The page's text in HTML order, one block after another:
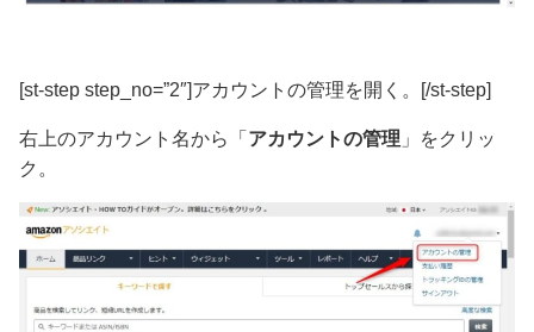
[st-step step_no=”2″]アカウントの管理を開く。[/st-step]
右上のアカウント名から「 アカウントの管理 」をクリッ
ク。